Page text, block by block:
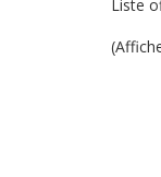
Liste